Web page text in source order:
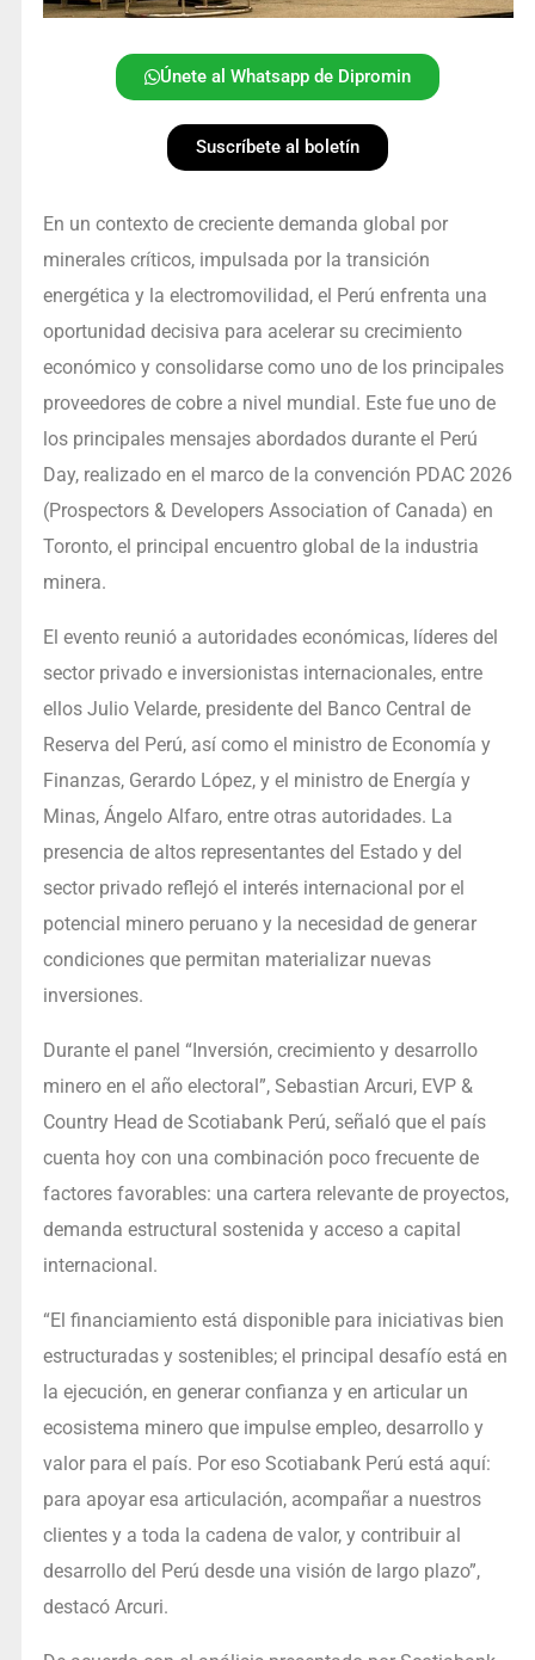
Únete al Whatsapp de Dipromin
Suscríbete al boletín
En un contexto de creciente demanda global por
minerales críticos, impulsada por la transición
energética y la electromovilidad, el Perú enfrenta una
oportunidad decisiva para acelerar su crecimiento
económico y consolidarse como uno de los principales
proveedores de cobre a nivel mundial. Este fue uno de
los principales mensajes abordados durante el Perú
Day, realizado en el marco de la convención PDAC 2026
(Prospectors & Developers Association of Canada) en
Toronto, el principal encuentro global de la industria
minera.
El evento reunió a autoridades económicas, líderes del
sector privado e inversionistas internacionales, entre
ellos Julio Velarde, presidente del Banco Central de
Reserva del Perú, así como el ministro de Economía y
Finanzas, Gerardo López, y el ministro de Energía y
Minas, Ángelo Alfaro, entre otras autoridades. La
presencia de altos representantes del Estado y del
sector privado reflejó el interés internacional por el
potencial minero peruano y la necesidad de generar
condiciones que permitan materializar nuevas
inversiones.
Durante el panel “Inversión, crecimiento y desarrollo
minero en el año electoral”, Sebastian Arcuri, EVP &
Country Head de Scotiabank Perú, señaló que el país
cuenta hoy con una combinación poco frecuente de
factores favorables: una cartera relevante de proyectos,
demanda estructural sostenida y acceso a capital
internacional.
“El financiamiento está disponible para iniciativas bien
estructuradas y sostenibles; el principal desafío está en
la ejecución, en generar confianza y en articular un
ecosistema minero que impulse empleo, desarrollo y
valor para el país. Por eso Scotiabank Perú está aquí:
para apoyar esa articulación, acompañar a nuestros
clientes y a toda la cadena de valor, y contribuir al
desarrollo del Perú desde una visión de largo plazo”,
destacó Arcuri.